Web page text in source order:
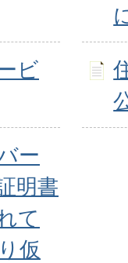
ビ
ー
明書
て
仮